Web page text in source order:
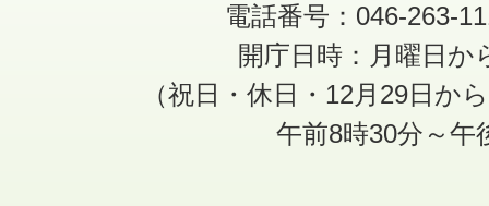
電話番号：046-263-
開庁日時：月曜日か
（祝日・休日・12月29日か
午前8時30分～午